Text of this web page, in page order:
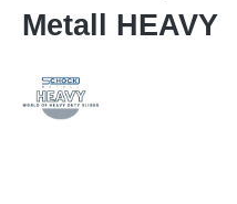
Metall HEAVY